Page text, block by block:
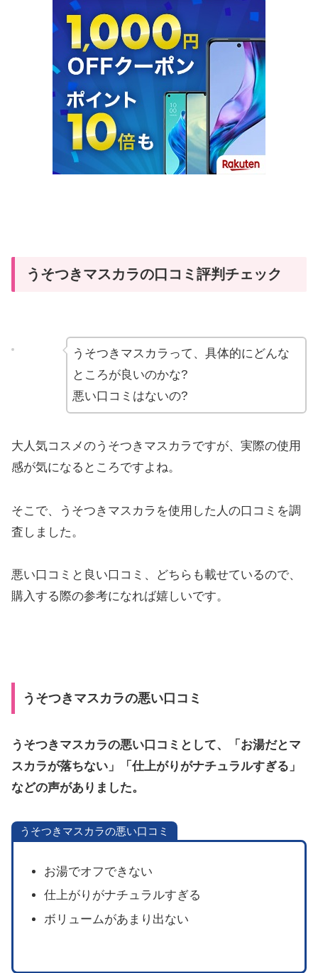
うそつきマスカラの口コミ評判チェック
うそつきマスカラって、具体的にどんな
ところが良いのかな?
悪い口コミはないの?
大人気コスメのうそつきマスカラですが、実際の使用
感が気になるところですよね。
そこで、うそつきマスカラを使用した人の口コミを調
査しました。
悪い口コミと良い口コミ、どちらも載せているので、
購入する際の参考になれば嬉しいです。
うそつきマスカラの悪い口コミ
うそつきマスカラの悪い口コミとして、「お湯だとマ
スカラが落ちない」「仕上がりがナチュラルすぎる」
などの声がありました。
うそつきマスカラの悪い口コミ
お湯でオフできない
仕上がりがナチュラルすぎる
ボリュームがあまり出ない